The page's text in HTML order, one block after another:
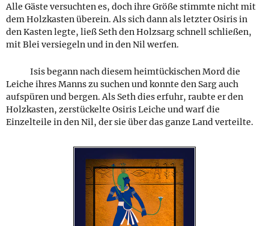
Alle Gäste versuchten es, doch ihre Größe stimmte nicht mit
dem Holzkasten überein. Als sich dann als letzter Osiris in
den Kasten legte, ließ Seth den Holzsarg schnell schließen,
mit Blei versiegeln und in den Nil werfen.
Isis begann nach diesem heimtückischen Mord die
Leiche ihres Manns zu suchen und konnte den Sarg auch
aufspüren und bergen. Als Seth dies erfuhr, raubte er den
Holzkasten, zerstückelte Osiris Leiche und warf die
Einzelteile in den Nil, der sie über das ganze Land verteilte.